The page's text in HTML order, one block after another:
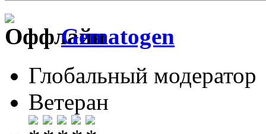
Gematogen
Глобальный модератор
Ветеран